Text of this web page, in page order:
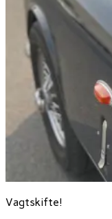
Vagtskifte!